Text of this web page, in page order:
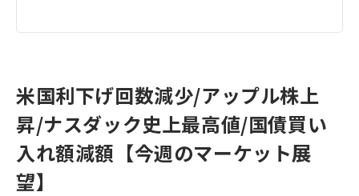
米国利下げ回数減少/アップル株上
昇/ナスダック史上最高値/国債買い
入れ額減額【今週のマーケット展
望】